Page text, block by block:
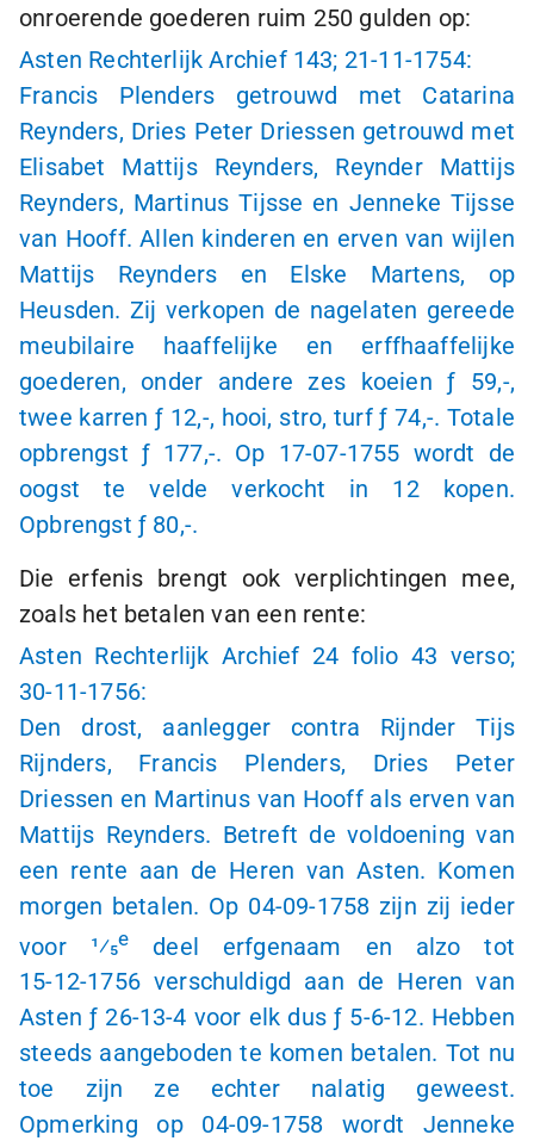
onroerende goederen ruim 250 gulden op:
Asten Rechterlijk Archief 143; 21-11-1754:
Francis Plenders getrouwd met Catarina
Reynders, Dries Peter Driessen getrouwd met
Elisabet Mattijs Reynders, Reynder Mattijs
Reynders, Martinus Tijsse en Jenneke Tijsse
van Hooff. Allen kinderen en erven van wijlen
Mattijs Reynders en Elske Martens, op
Heusden. Zij verkopen de nagelaten gereede
meubilaire haaffelijke en erffhaaffelijke
goederen, onder andere zes koeienƒ 59,-,
twee karrenƒ 12,-, hooi, stro, turfƒ 74,-. Totale
opbrengst ƒ 177,-. Op 17-07-1755 wordt de
oogst te velde verkocht in 12 kopen.
Opbrengst ƒ 80,-.
Die erfenis brengt ook verplichtingen mee,
zoals het betalen van een rente:
Asten Rechterlijk Archief 24 folio 43 verso;
30-11-1756:
Den drost, aanlegger contra Rijnder Tijs
Rijnders, Francis Plenders, Dries Peter
Driessen en Martinus van Hooff als erven van
Mattijs Reynders. Betreft de voldoening van
een rente aan de Heren van Asten. Komen
morgen betalen. Op 04-09-1758 zijn zij ieder
voor 1⁄5e
deel erfgenaam en alzo tot
15-12-1756verschuldigd aan de Heren van
Astenƒ 26-13-4 voor elk dusƒ 5-6-12. Hebben
steeds aangeboden te komen betalen. Tot nu
toe zijn ze echter nalatig geweest.
Opmerking op 04-09-1758 wordt Jenneke